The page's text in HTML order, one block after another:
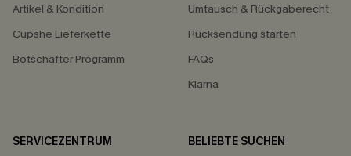
Artikel & Kondition
Cupshe Lieferkette
Botschafter Programm
Umtausch & Rückgaberecht
Rücksendung starten
FAQs
Klarna
SERVICEZENTRUM
BELIEBTE SUCHEN